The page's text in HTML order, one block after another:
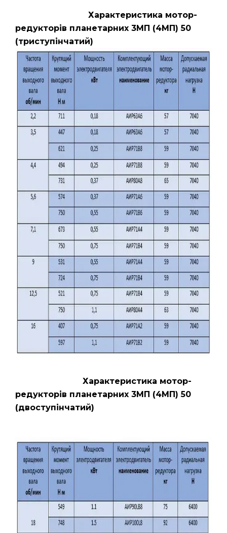
Характеристика мотор-
редукторів планетарних 3МП (4МП) 50
(триступінчатий)
Характеристика мотор-
редукторів планетарних 3МП (4МП) 50
(двоступінчатий)